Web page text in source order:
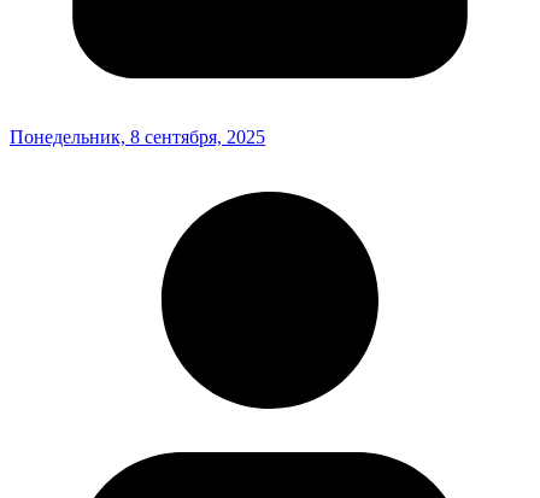
Понедельник, 8 сентября, 2025